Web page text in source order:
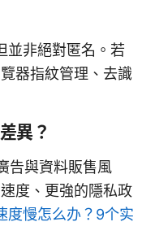
並非絕對匿名。若
器指紋管理、去識
異？
告與資料販售風
度、更強的隱私政
度慢怎么办？9个实